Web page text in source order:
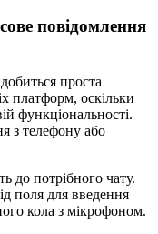
повідомлення
проста
платформ, оскільки
функціональності.
з телефону або
до потрібного чату.
поля для введення
кола з мікрофоном.